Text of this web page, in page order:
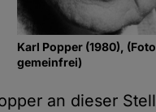
Karl Popper (1980),
gemeinfrei)
an dieser